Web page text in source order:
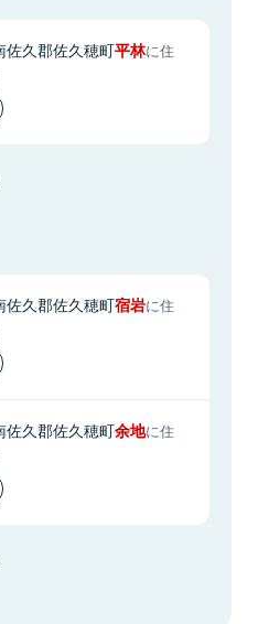
佐久郡佐久穂町平林に住
佐久郡佐久穂町宿岩に住
佐久郡佐久穂町余地に住